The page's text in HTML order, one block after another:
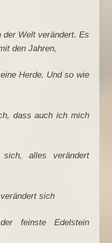
Welt verändert. Es
den Jahren,
Herde. Und so wie
dass auch ich mich
alles verändert
sich
feinste Edelstein